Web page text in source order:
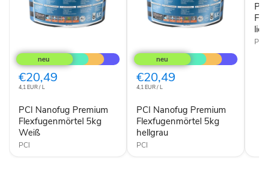
Nanofug
Premium
Flexfugenmörtel
5kg
Weiß
€20,49
4,1 EUR / L
PCI Nanofug Premium
Flexfugenmörtel 5kg
Weiß
PCI
Nanofug
Premium
Flexfugenmörtel
5kg
hellgrau
€20,49
4,1 EUR / L
PCI Nanofug Premium
Flexfugenmörtel 5kg
hellgrau
PCI
PCI